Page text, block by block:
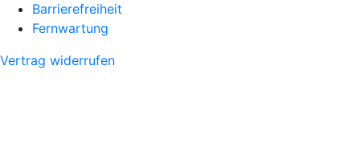
Barrierefreiheit
Fernwartung
Vertrag widerrufen